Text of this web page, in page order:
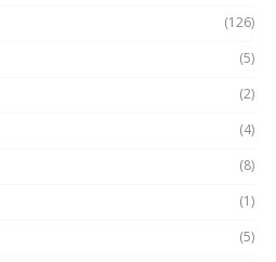
(126)
(5)
(2)
(4)
(8)
(1)
(5)